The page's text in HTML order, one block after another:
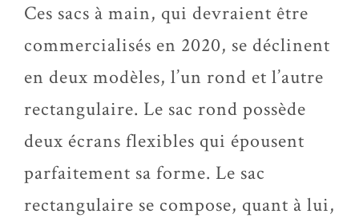
Ces sacs à main, qui devraient être
commercialisés en 2020, se déclinent
en deux modèles, l’un rond et l’autre
rectangulaire. Le sac rond possède
deux écrans flexibles qui épousent
parfaitement sa forme. Le sac
rectangulaire se compose, quant à lui,